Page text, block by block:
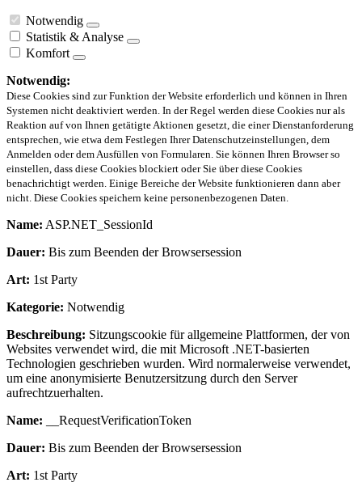
Notwendig
Statistik & Analyse
Komfort
Notwendig:
Diese Cookies sind zur Funktion der Website erforderlich und können in Ihren
Systemen nicht deaktiviert werden. In der Regel werden diese Cookies nur als
Reaktion auf von Ihnen getätigte Aktionen gesetzt, die einer Dienstanforderung
entsprechen, wie etwa dem Festlegen Ihrer Datenschutzeinstellungen, dem
Anmelden oder dem Ausfüllen von Formularen. Sie können Ihren Browser so
einstellen, dass diese Cookies blockiert oder Sie über diese Cookies
benachrichtigt werden. Einige Bereiche der Website funktionieren dann aber
nicht. Diese Cookies speichern keine personenbezogenen Daten.
Name: ASP.NET_SessionId
Dauer: Bis zum Beenden der Browsersession
Art: 1st Party
Kategorie: Notwendig
Beschreibung: Sitzungscookie für allgemeine Plattformen, der von
Websites verwendet wird, die mit Microsoft .NET-basierten
Technologien geschrieben wurden. Wird normalerweise verwendet,
um eine anonymisierte Benutzersitzung durch den Server
aufrechtzuerhalten.
Name: __RequestVerificationToken
Dauer: Bis zum Beenden der Browsersession
Art: 1st Party